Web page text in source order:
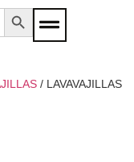
Botón de búsqueda
/ LAVAVAJILLAS